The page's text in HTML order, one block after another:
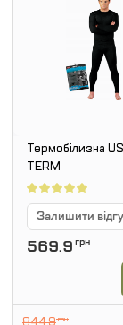
Термобілизна
TERM
Залишити
569.9 грн
грн